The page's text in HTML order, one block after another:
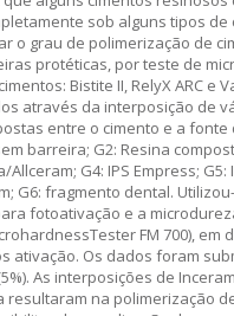
sob alguns tipos de
o grau de polimerização de
protéticas, por teste de
Bistite II, RelyX ARC e
através da interposição de
entre o cimento e a fonte
barreira; G2: Resina
G4: IPS Empress; G5:
G6: fragmento dental.
fotoativação e a
FM 700), em
ativação. Os dados foram
As interposições de
resultaram na polimerização